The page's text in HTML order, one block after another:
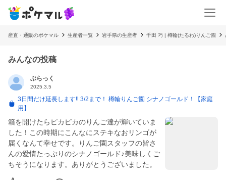
産直・通販のポケマル 生産者一覧 岩手県の生産者 千田 巧 | 樽輪(たるわ)りんご園
みんなの投稿
ぶらっく
2025.3.5
3日間だけ延長します‼ 3/2まで！ 樽輪りんご園 シナノゴールド！【家庭
用】
箱を開けたらピカピカのりんご達が輝いていま
した！この時期にこんなにステキなおリンゴが
届くなんて幸せです。りんご園スタッフの皆さ
んの愛情たっぷりのシナノゴールド♪美味しくご
ちそうになります。ありがとうございました。